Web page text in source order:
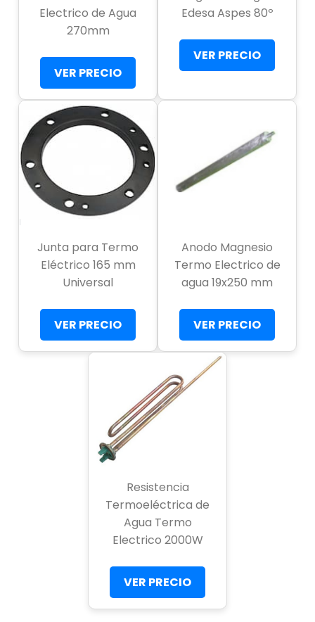
Electrico de Agua
270mm
VER PRECIO
Edesa Aspes 80º
VER PRECIO
Junta para Termo
Eléctrico 165 mm
Universal
VER PRECIO
Anodo Magnesio
Termo Electrico de
agua 19x250 mm
VER PRECIO
Resistencia
Termoeléctrica de
Agua Termo
Electrico 2000W
VER PRECIO